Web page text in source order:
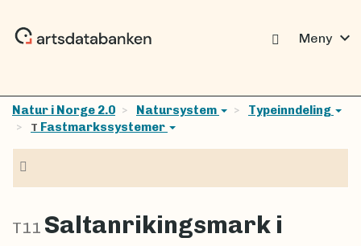
Meny expand_more
Natur i Norge 2.0 Natursystem Typeinndeling
T Fastmarkssystemer
T11 Saltanrikingsmark i